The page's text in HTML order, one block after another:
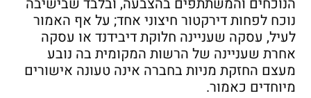
נוכח לפחות דירקטור חיצוני אחד; על אף האמור
לעיל, עסקה שעניינה חלוקת דיבידנד או עסקה
אחרת שעניינה של הרשות המקומית בה נובע
מעצם החזקת מניות בחברה אינה טעונה אישורים
מיוחדים כאמור.